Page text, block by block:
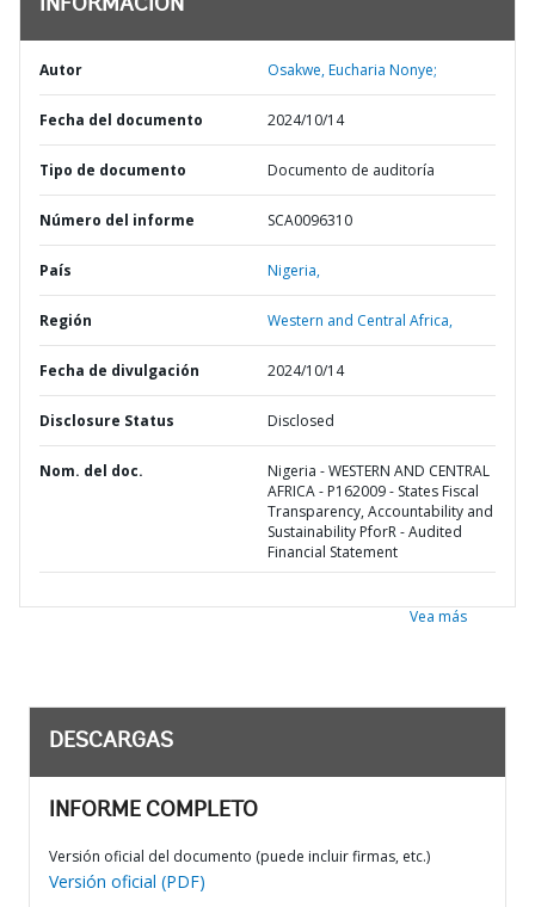
INFORMACIÓN
Autor Osakwe, Eucharia Nonye;
Fecha del documento 2024/10/14
Tipo de documento Documento de auditoría
Número del informe SCA0096310
País Nigeria,
Región Western and Central Africa,
Fecha de divulgación 2024/10/14
Disclosure Status Disclosed
Nom. del doc.
Nigeria - WESTERN AND CENTRAL
AFRICA - P162009 - States Fiscal
Transparency, Accountability and
Sustainability PforR - Audited
Financial Statement
Vea más
DESCARGAS
INFORME COMPLETO
Versión oficial del documento (puede incluir firmas, etc.)
Versión oficial (PDF)